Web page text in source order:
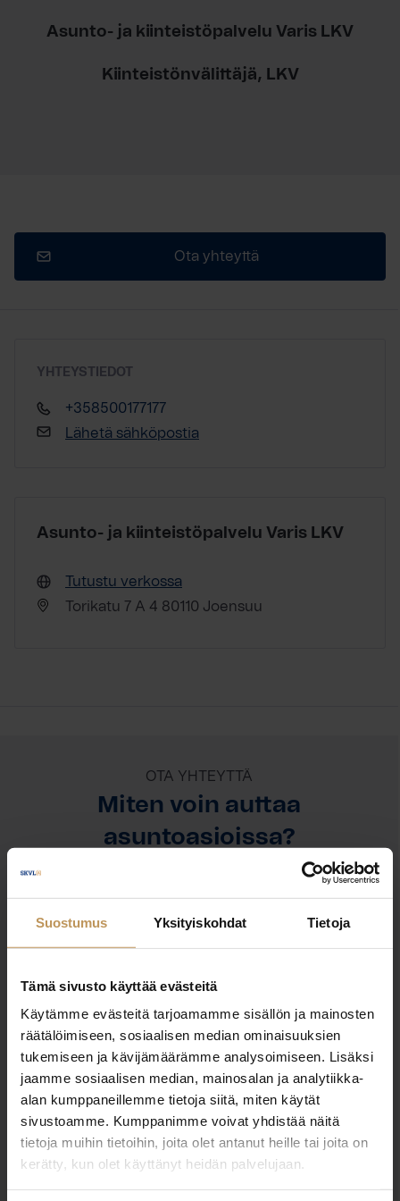
Suostumus Yksityiskohdat Tietoja
Tämä sivusto käyttää evästeitä
Käytämme evästeitä tarjoamamme sisällön ja mainosten
räätälöimiseen, sosiaalisen median ominaisuuksien
tukemiseen ja kävijämäärämme analysoimiseen. Lisäksi
jaamme sosiaalisen median, mainosalan ja analytiikka-
alan kumppaneillemme tietoja siitä, miten käytät
sivustoamme. Kumppanimme voivat yhdistää näitä
tietoja muihin tietoihin, joita olet antanut heille tai joita on
kerätty, kun olet käyttänyt heidän palvelujaan.
Asunto- ja kiinteistöpalvelu Varis LKV
Kiinteistönvälittäjä, LKV
Ota yhteyttä
YHTEYSTIEDOT
+358500177177
Lähetä sähköpostia
Asunto- ja kiinteistöpalvelu Varis LKV
Tutustu verkossa
Torikatu 7 A 4 80110 Joensuu
OTA YHTEYTTÄ
Miten voin auttaa
asuntoasioissa?
Jätä yhteystietosi, niin otan yhteyttä
Matti Varis
matti.varis@asuntovaris.fi
"*" näyttää pakolliset kentät